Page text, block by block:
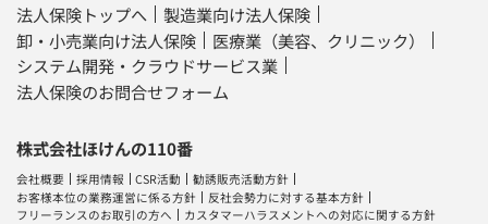
法人保険トップへ
製造業向け法人保険
卸・小売業向け法人保険
医療業（美容、クリニック）
システム開発・クラウドサービス業
法人保険のお問合せフォーム
株式会社ほけんの110番
会社概要 採用情報 CSR活動
勧誘販売活動方針
お客様本位の業務運営に係る方針
反社会勢力に対する基本方針
フリーランスのお取引の方へ
カスタマーハラスメントへの対応に関する方針